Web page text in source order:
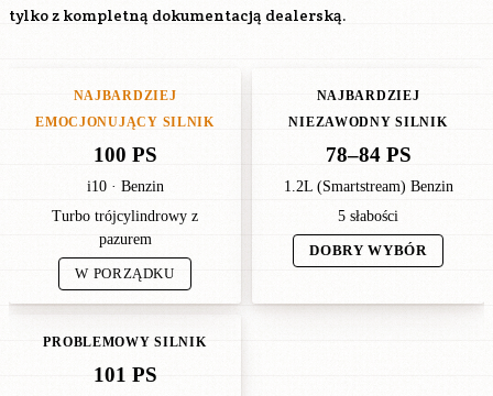
tylko z kompletną dokumentacją dealerską.
NAJBARDZIEJ
EMOCJONUJĄCY SILNIK
100 PS
i10 · Benzin
Turbo trójcylindrowy z
pazurem
W PORZĄDKU
NAJBARDZIEJ
NIEZAWODNY SILNIK
78–84 PS
1.2L (Smartstream) Benzin
5 słabości
DOBRY WYBÓR
PROBLEMOWY SILNIK
101 PS